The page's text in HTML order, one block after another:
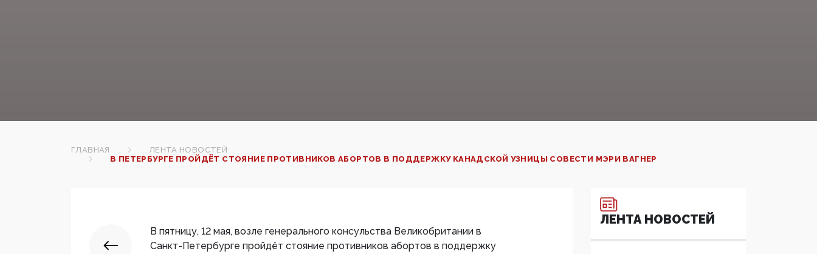
ГЛАВНАЯ
ЛЕНТА НОВОСТЕЙ
В ПЕТЕРБУРГЕ ПРОЙДЁТ СТОЯНИЕ ПРОТИВНИКОВ АБОРТОВ В ПОДДЕРЖКУ КАНАДСКОЙ УЗНИЦЫ СОВЕСТИ МЭРИ ВАГНЕР
В пятницу, 12 мая, возле генерального консульства Великобритании в
Санкт-Петербурге пройдёт стояние противников абортов в поддержку
ЛЕНТА НОВОСТЕЙ